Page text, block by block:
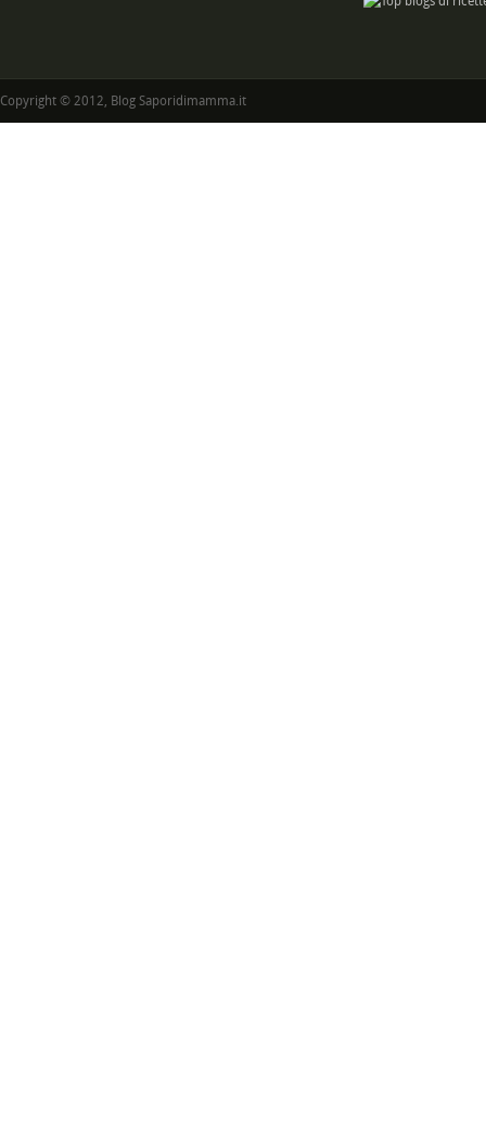
Copyright © 2012, Blog Saporidimamma.it